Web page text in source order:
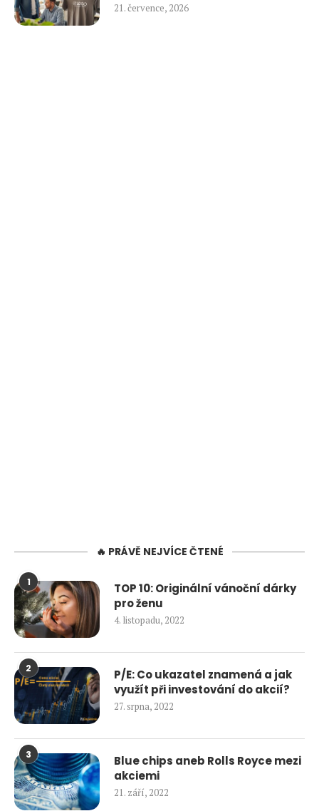
21. července, 2026
🔥 PRÁVĚ NEJVÍCE ČTENÉ
1
TOP 10: Originální vánoční dárky
pro ženu
4. listopadu, 2022
2
P/E: Co ukazatel znamená a jak
využít při investování do akcií?
27. srpna, 2022
3
Blue chips aneb Rolls Royce mezi
akciemi
21. září, 2022